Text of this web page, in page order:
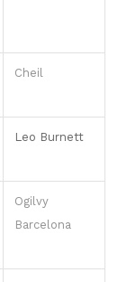
Cheil
Leo Burnett
Ogilvy
Barcelona